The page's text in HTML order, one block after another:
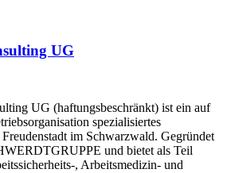
UG
UG (haftungsbeschränkt) ist ein auf
spezialisiertes
im Schwarzwald. Gegründet
und bietet als Teil
, Arbeitsmedizin- und